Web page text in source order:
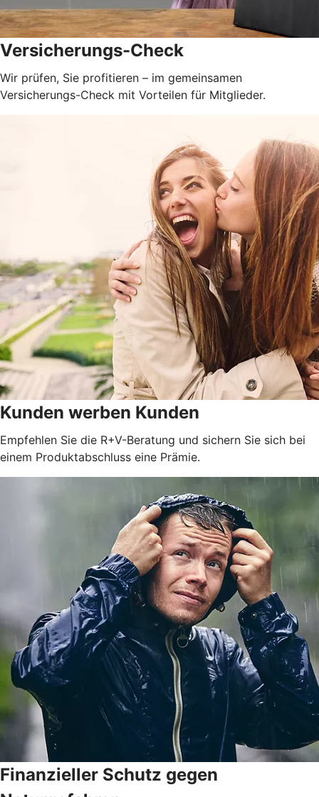
Versicherungs-Check
Wir prüfen, Sie profitieren – im gemeinsamen
Versicherungs-Check mit Vorteilen für Mitglieder.
Kunden werben Kunden
Empfehlen Sie die R+V-Beratung und sichern Sie sich bei
einem Produktabschluss eine Prämie.
Finanzieller Schutz gegen